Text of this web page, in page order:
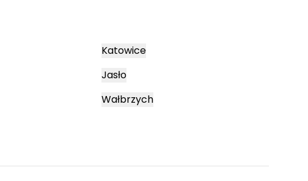
Katowice
Jasło
Wałbrzych